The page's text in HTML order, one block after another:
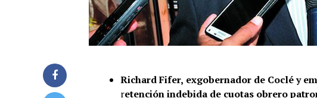
Richard Fifer, exgobernador de Coclé y
retención indebida de cuotas obrero